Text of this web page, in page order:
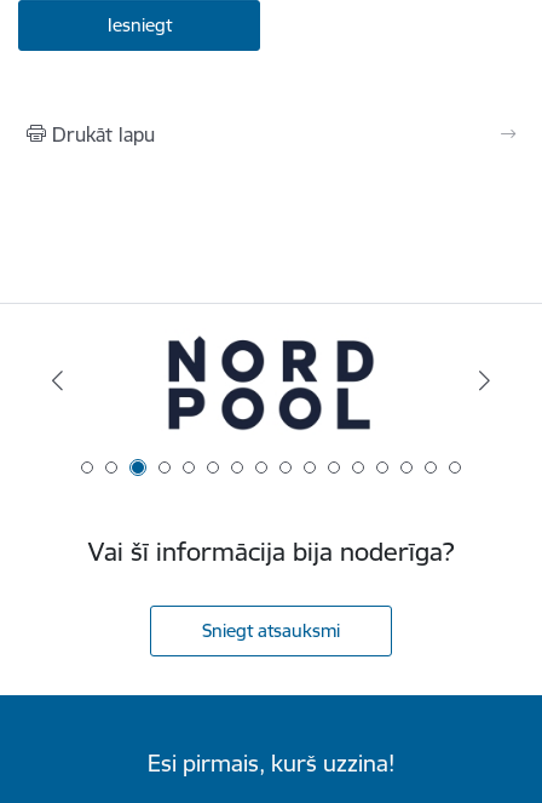
Drukāt lapu
Vai šī informācija bija noderīga?
Sniegt atsauksmi
Esi pirmais, kurš uzzina!